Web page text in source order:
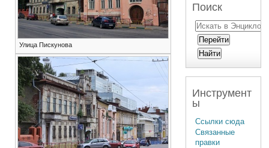
Улица Пискунова
Поиск
Инструмент
ы
Ссылки сюда
Связанные
правки